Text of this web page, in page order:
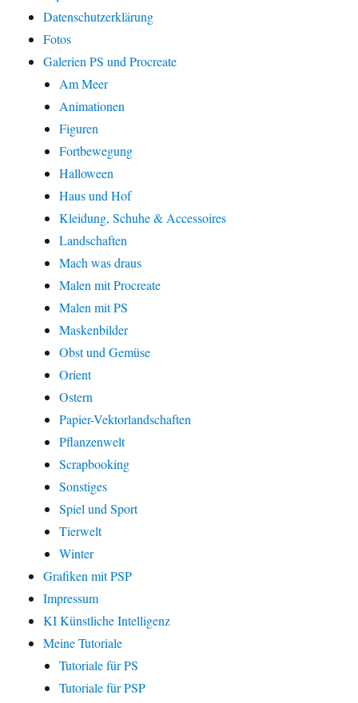
Datenschutzerklärung
Fotos
Galerien PS und Procreate
Am Meer
Animationen
Figuren
Fortbewegung
Halloween
Haus und Hof
Kleidung, Schuhe & Accessoires
Landschaften
Mach was draus
Malen mit Procreate
Malen mit PS
Maskenbilder
Obst und Gemüse
Orient
Ostern
Papier-Vektorlandschaften
Pflanzenwelt
Scrapbooking
Sonstiges
Spiel und Sport
Tierwelt
Winter
Grafiken mit PSP
Impressum
KI Künstliche Intelligenz
Meine Tutoriale
Tutoriale für PS
Tutoriale für PSP